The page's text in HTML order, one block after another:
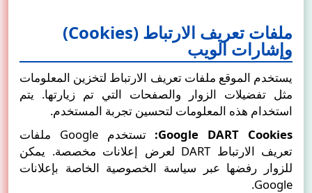
ملفات تعريف الارتباط (Cookies)
وإشارات الويب
يستخدم الموقع ملفات تعريف الارتباط لتخزين المعلومات
مثل تفضيلات الزوار والصفحات التي تم زيارتها. يتم
استخدام هذه المعلومات لتحسين تجربة المستخدم.
Google DART Cookies:
تستخدم Google ملفات
تعريف الارتباط DART لعرض إعلانات مخصصة. يمكن
للزوار رفضها عبر سياسة الخصوصية الخاصة بإعلانات
Google
.